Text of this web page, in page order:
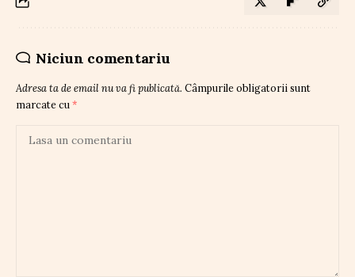
Niciun comentariu
Adresa ta de email nu va fi publicată. Câmpurile obligatorii sunt
marcate cu *